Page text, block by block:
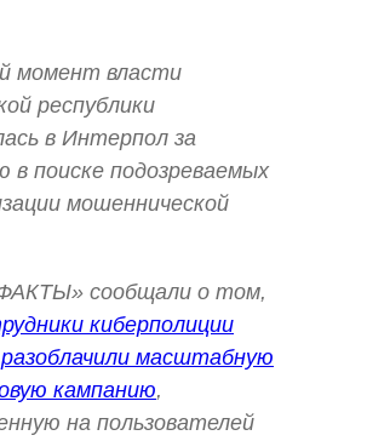
момент власти
республики
в Интерпол за
в поиске подозреваемых
мошеннической
сообщали о том,
киберполиции
масштабную
кампанию,
на пользователей